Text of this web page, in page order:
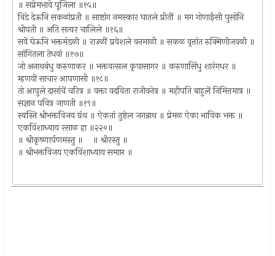
॥ सप्रेमभावे पूजिला ॥१५॥
विडे देऊनि सकळांप्रती ॥ साष्टांग नमस्कार घातले प्रीतीं ॥ मग गोणाईसी पुसोनि
श्रीपती ॥ अति सत्वर चालिले ॥१६॥
सवें घेऊनि भक्तमंडळी ॥ राउळीं प्रवेशले वनमाळी ॥ सकळ वृत्तांत रुक्मिणीजवळी ॥
सांगितला तेधवां ॥१७॥
जो अनाथबंधु करुणाकर ॥ भक्तवत्सल कृपासागर ॥ करुणासिंधु शारंगधर ॥
म्हणवी साचार आपणासी ॥१८॥
तो आपुले दासांचें चरित्र ॥ वक्ता वदविता राजीवनेत्र ॥ महीपति बाहुलें निमित्तमात्र ॥
सज्ञान पवित्र जाणती ॥१९॥
स्वस्ति श्रीभक्तविजय ग्रंथ ॥ ऐकतां तुष्टेल जगन्नाथ ॥ प्रेमळ ऐका भाविक भक्त ॥
एकविंशाध्याय रसाळ हा ॥२२०॥
॥ श्रीकृष्णार्पणमस्तु ॥ ॥ श्रीरस्तु ॥
॥ श्रीभक्तविजय एकविंशाध्याय समाप्त ॥